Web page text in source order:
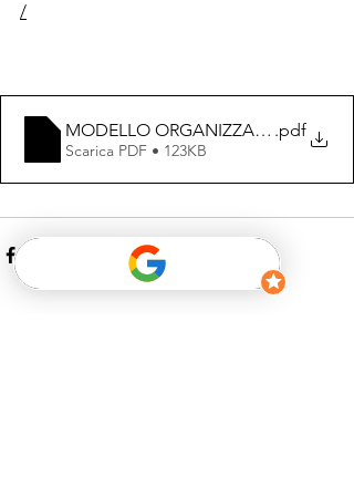
/
MODELLO ORGANIZZATIVO E DI
.pdf
Scarica PDF • 123KB